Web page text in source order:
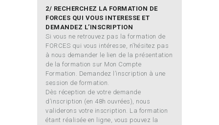
2/ RECHERCHEZ LA FORMATION DE
FORCES QUI VOUS INTERESSE ET
DEMANDEZ L’INSCRIPTION
Si vous ne retrouvez pas la formation de
FORCES qui vous intéresse, n’hésitez pas
à nous demander le lien de la présentation
de la formation sur Mon Compte
Formation. Demandez l’inscription à une
session de formation.
Dès réception de votre demande
d’inscription (en 48h ouvrées), nous
validerons votre inscription. La formation
étant réalisée en ligne, vous pouvez la